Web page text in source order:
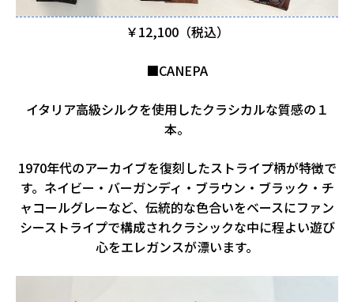
￥12,100（税込）
■CANEPA
イタリア高級シルクを使用したクラシカルな質感の１
本。
1970年代のアーカイブを復刻したストライプ柄が特徴で
す。ネイビー・バーガンディ・ブラウン・ブラック・チ
ャコールグレーなど、伝統的な色合いをベースにファン
シーストライプで構成されクラシックな中に程よい遊び
心をエレガンスが漂います。